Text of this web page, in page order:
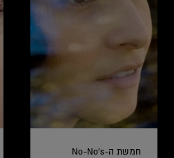
חמשת ה-No-No's